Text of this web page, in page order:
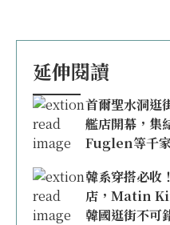
延伸閱讀
首爾聖水洞
艦店開幕，集
Fuglen等千
韓系穿搭必收
店，Matin
韓國逛街不可